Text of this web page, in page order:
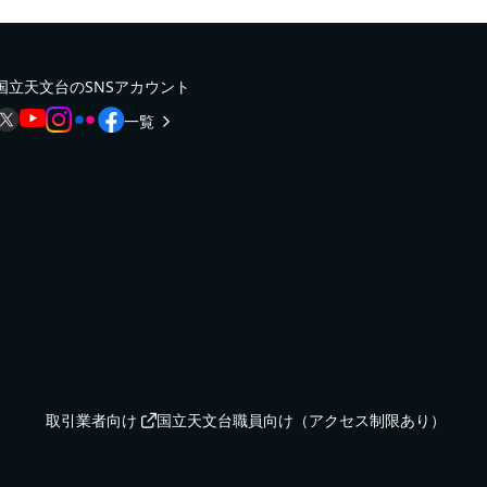
立天文台のSNSアカウント
一覧
取引業者向け 国立天文台職員向け（アクセス制限あり）